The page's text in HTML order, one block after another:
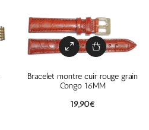
Bracelet montre cuir rouge grain
Congo 16MM
19,90€